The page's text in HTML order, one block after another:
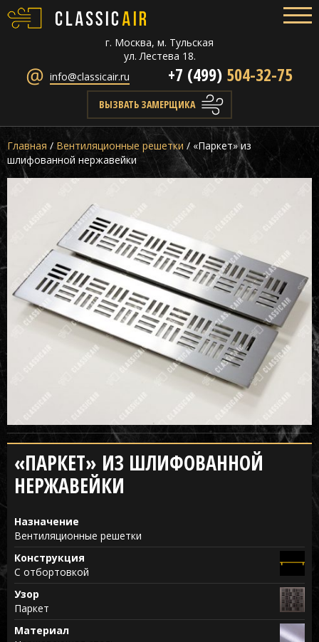
г. Москва, м. Тульская
ул. Лестева 18.
info@classicair.ru
+7 (499) 504-32-75
ВЫЗВАТЬ ЗАМЕРЩИКА
Главная / Вентиляционные решетки/ «Паркет» из
шлифованной нержавейки
«ПАРКЕТ» ИЗ ШЛИФОВАННОЙ
НЕРЖАВЕЙКИ
Назначение
Вентиляционные решетки
Конструкция
С отбортовкой
Узор
Паркет
Материал